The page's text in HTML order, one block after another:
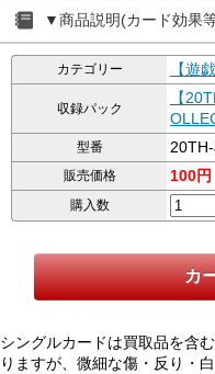
▼商品説明(カード効果
カテゴリー 【遊
収録パック
【
型番
販売価格 100円
購入数
シングルカードは買取品を含
りますが、微細な傷・反り・